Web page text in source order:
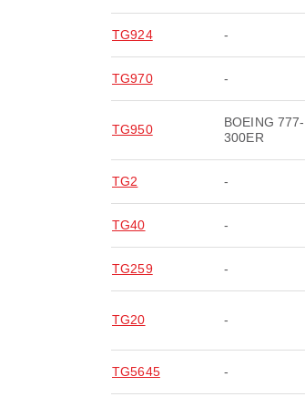
TG924 -
TG970 -
TG950
BOEING 777-
300ER
TG2 -
TG40 -
TG259 -
TG20 -
TG5645 -